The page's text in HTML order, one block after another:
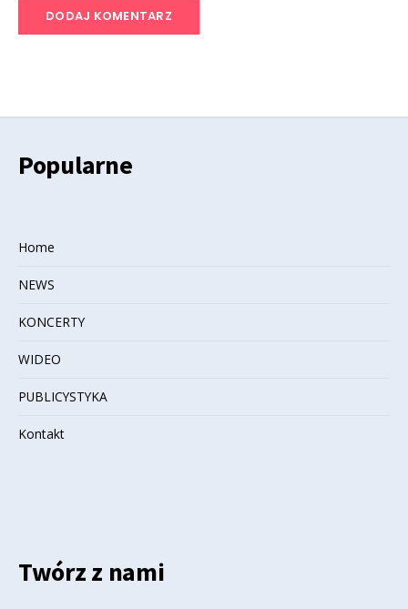
Popularne
Home
NEWS
KONCERTY
WIDEO
PUBLICYSTYKA
Kontakt
Twórz z nami